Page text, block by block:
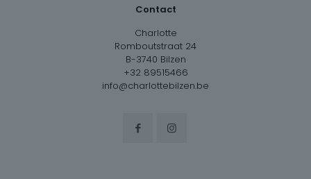
Contact
Charlotte
Romboutstraat 24
B-3740 Bilzen
+32 89515466
info@charlottebilzen.be